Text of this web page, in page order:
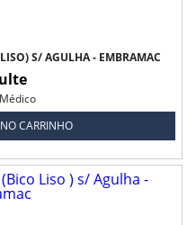
S/ AGULHA - EMBRAMAC
CARRINHO